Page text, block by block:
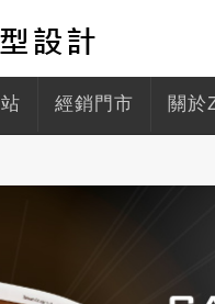
經銷門市 關於